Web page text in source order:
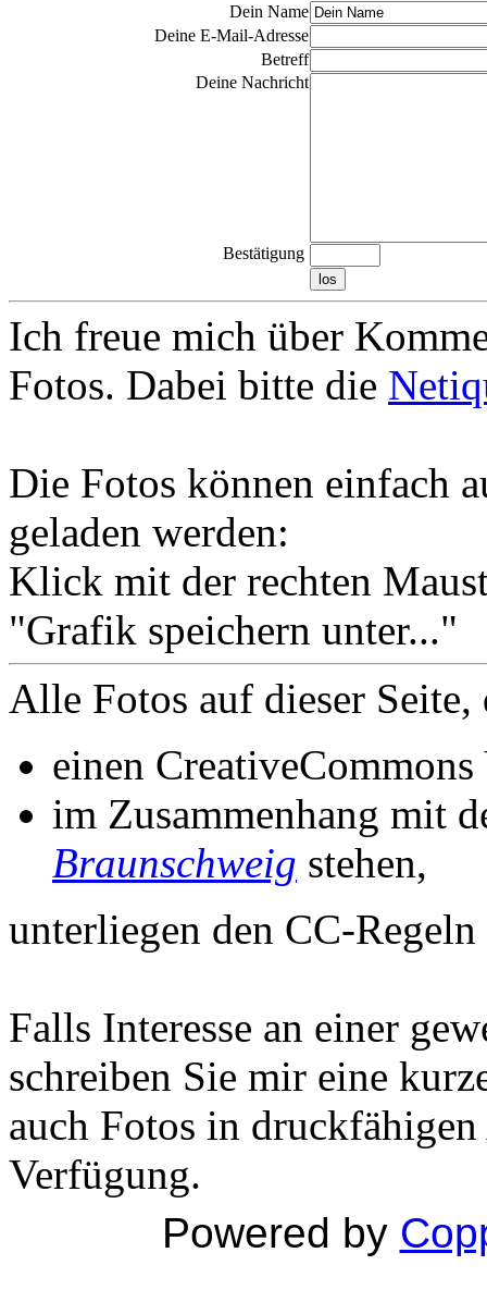
Dein Name
Deine E-Mail-Adresse
Betreff
Deine Nachricht
Bestätigung
los
Ich freue mich über
Fotos. Dabei bitte die
Die Fotos können einfach
geladen werden:
Klick mit der rechten
"Grafik speichern unter..."
Alle Fotos auf dieser Seite,
einen
im Zusammenhang mit
Braunschweig stehen,
unterliegen den CC-Regeln
Falls Interesse an einer
schreiben Sie mir eine
auch Fotos in
Verfügung.
Powered by